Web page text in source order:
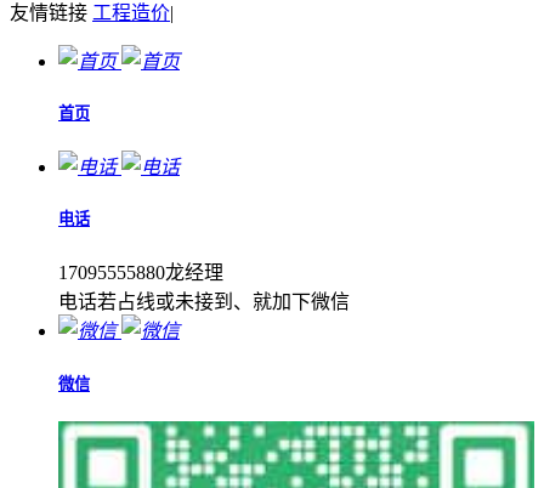
友情链接 工程造价|
首页
电话
17095555880龙经理
电话若占线或未接到、就加下微信
微信